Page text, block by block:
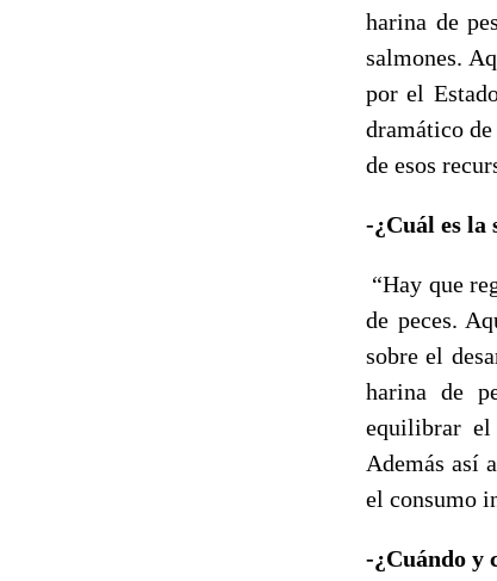
harina de
salmones.
por el
dramático
de esos
-¿Cuál es la
“Hay que
de peces.
sobre el
harina de
equilibrar
Además así
el consumo
-¿Cuándo y